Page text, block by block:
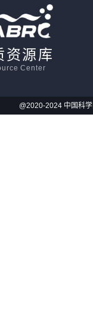
资源库
Center
@2020-2024 中国科